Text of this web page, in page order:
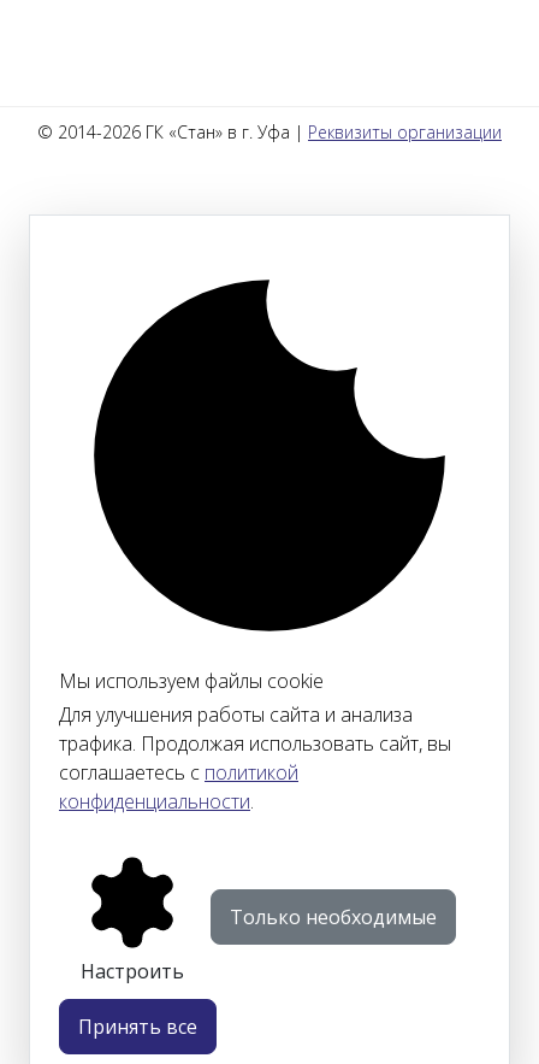
© 2014-2026 ГК «Стан» в г. Уфа | Реквизиты организации
Мы используем файлы cookie
Для улучшения работы сайта и анализа
трафика. Продолжая использовать сайт, вы
соглашаетесь с политикой
конфиденциальности.
Настроить
Только необходимые
Принять все